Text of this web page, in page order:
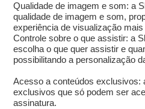
Qualidade de imagem e som: a
qualidade de imagem e som,
experiência de visualização mais
Controle sobre o que assistir: a
escolha o que quer assistir e
possibilitando a personalização
Acesso a conteúdos exclusivos:
exclusivos que só podem ser
assinatura.